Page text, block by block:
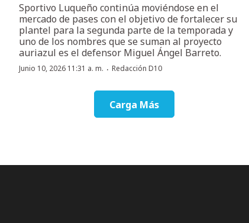
Sportivo Luqueño continúa moviéndose en el
mercado de pases con el objetivo de fortalecer su
plantel para la segunda parte de la temporada y
uno de los nombres que se suman al proyecto
auriazul es el defensor Miguel Ángel Barreto.
Junio 10, 2026 11:31 a. m. ·Redacción D10
Carga Más